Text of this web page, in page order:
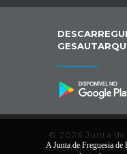
© 2026 Junta de
os direitos
A Junta de Freguesia de